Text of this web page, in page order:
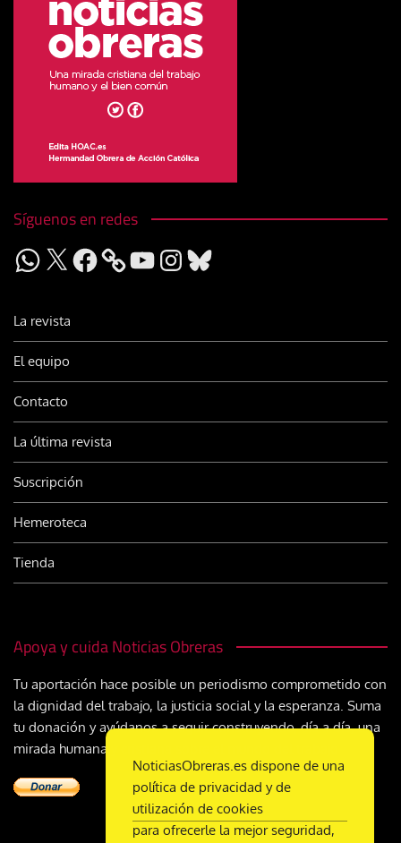
Síguenos en redes
WhatsApp
X Facebook YouTubeInstagram
Bluesky
La revista
El equipo
Contacto
La última revista
Suscripción
Hemeroteca
Tienda
Apoya y cuida Noticias Obreras
Tu aportación hace posible un periodismo comprometido con
la dignidad del trabajo, la justicia social y la esperanza. Suma
tu donación y ayúdanos a seguir construyendo, día a día, una
mirada humana y cristiana sobre el mundo del trabajo
NoticiasObreras.es dispone de una
política de privacidad y de
utilización de cookies
para ofrecerle la mejor seguridad,